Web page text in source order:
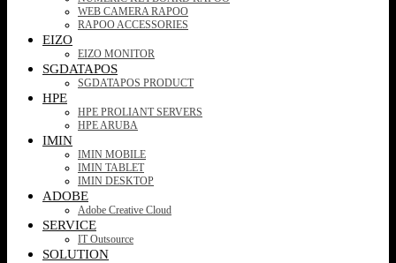
WEB CAMERA RAPOO
RAPOO ACCESSORIES
EIZO
EIZO MONITOR
SGDATAPOS
SGDATAPOS PRODUCT
HPE
HPE PROLIANT SERVERS
HPE ARUBA
IMIN
IMIN MOBILE
IMIN TABLET
IMIN DESKTOP
ADOBE
Adobe Creative Cloud
SERVICE
IT Outsource
SOLUTION